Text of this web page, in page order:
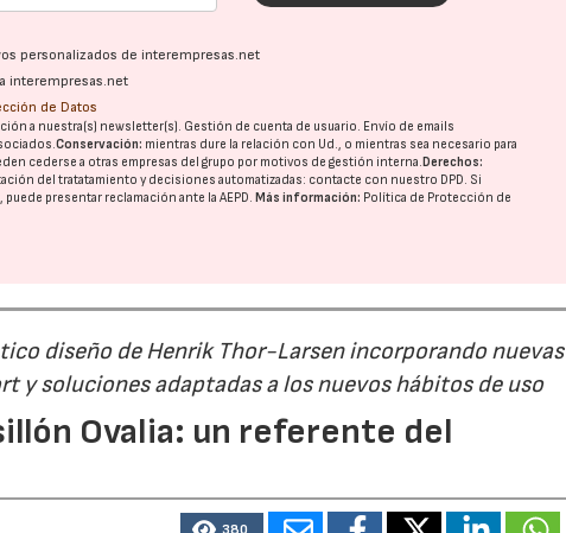
personalizados de interempresas.net
interempresas.net
de Datos
a nuestra(s) newsletter(s). Gestión de cuenta de usuario. Envío de emails
Conservación: mientras dure la relación con Ud., o mientras sea necesario para
cederse a otras empresas del grupo por motivos de gestión interna.Derechos:
del tratatamiento y decisiones automatizadas: contacte con nuestro DPD. Si
puede presentar reclamación ante laAEPD.Más información: Política de Protección de
diseño de Henrik Thor-Larsen incorporando nuevas
y soluciones adaptadas a los nuevos hábitos de uso
Ovalia: un referente del